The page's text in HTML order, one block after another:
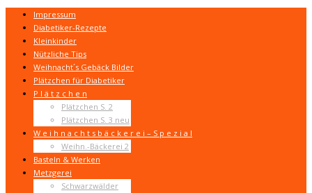
Impressum
Diabetiker-Rezepte
Kleinkinder
Nützliche Tips
Weihnacht´s Gebäck Bilder
Plätzchen für Diabetiker
P l ä t z c h e n
Plätzchen S. 2
Plätzchen S. 3 neu
W e i h n a c h t s b ä c k e r e i – S p e z i a l
Weihn.-Bäckerei 2
Basteln & Werken
Metzgerei
Schwarzwälder